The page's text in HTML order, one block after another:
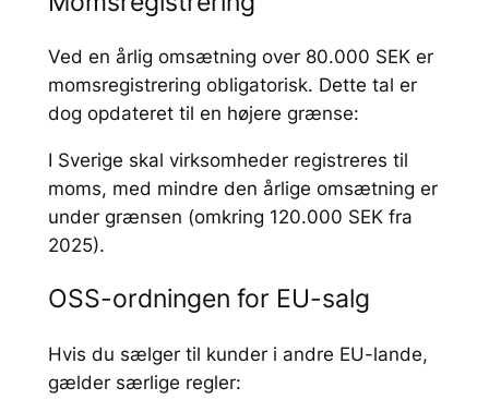
Ved en årlig omsætning over 80.000 SEK er
momsregistrering obligatorisk. Dette tal er
dog opdateret til en højere grænse:
I Sverige skal virksomheder registreres til
moms, med mindre den årlige omsætning er
under grænsen (omkring 120.000 SEK fra
2025).
OSS-ordningen for EU-salg
Hvis du sælger til kunder i andre EU-lande,
gælder særlige regler: